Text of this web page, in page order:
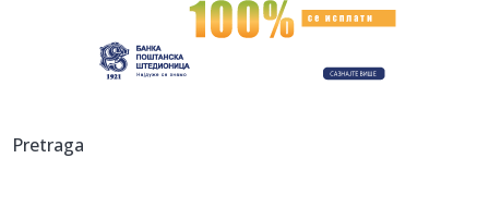
Đedović Handanović o sudbini NIS-a: Realni sam optimista,
12:42:Blok 2 u rumunskoj nuklearki nastavlja da radi: "Imaće
točkovima
Pretraga